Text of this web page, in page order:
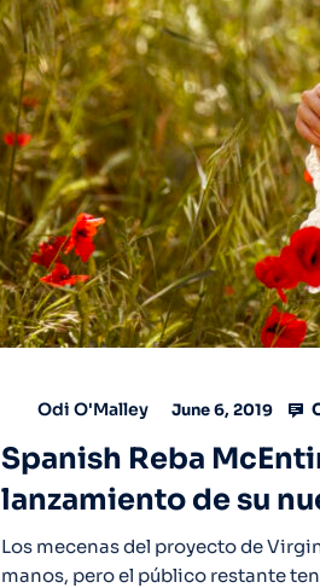
Odi O'Malley June 6, 2019
Spanish Reba
lanzamiento de su
Los mecenas del proyecto de
manos, pero el público restante